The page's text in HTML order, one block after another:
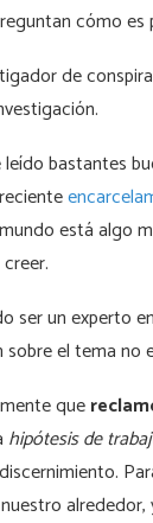
cómo
de
bastantes
reciente
está algo
ser un experto
el tema no
que
hipótesis de